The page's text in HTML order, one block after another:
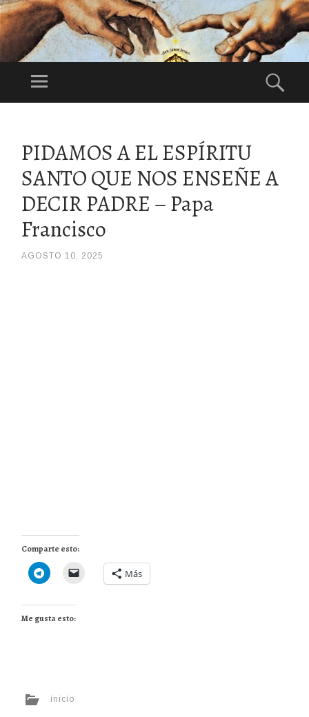
DI
NU
O
PA
DR
E
1°Domingo de
Menú
CONTENIDO
PIDAMOS A EL ESPÍRITU
SANTO QUE NOS ENSEÑE A
DECIR PADRE – Papa
Francisco
AGOSTO 10, 2025
Comparte esto:
Más
Me gusta esto:
inicio